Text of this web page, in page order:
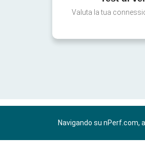
Valuta la tua
Navigando su nPerf.com,